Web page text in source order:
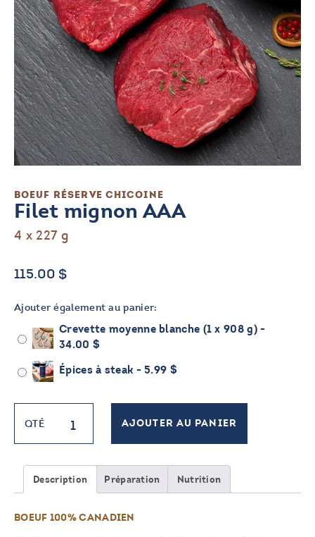
BOEUF RÉSERVE CHICOINE
Filet mignon AAA
4 x 227 g
115.00 $
Ajouter également au panier:
Crevette moyenne blanche (1 x 908 g) -
34.00 $
Épices à steak - 5.99 $
QTÉ
Filet
AAA
AJOUTER AU PANIER
Description Préparation Nutrition
BOEUF 100% CANADIEN